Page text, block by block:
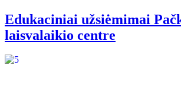
Edukaciniai užsiėmimai
laisvalaikio centre